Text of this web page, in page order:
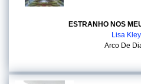
ESTRANHO NOS
Lisa
Arco De